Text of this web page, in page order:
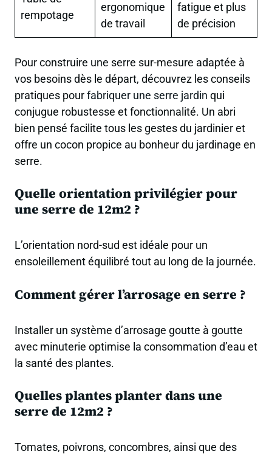
rempotage
ergonomique
de travail
fatigue et plus
de précision
Pour construire une serre sur-mesure adaptée à
vos besoins dès le départ, découvrez les conseils
pratiques pourfabriquer une serre jardin qui
conjugue robustesse et fonctionnalité. Un abri
bien pensé facilite tous les gestes du jardinier et
offre un cocon propice au bonheur du jardinage en
serre.
Quelle orientation privilégier pour
une serre de 12m2 ?
L’orientation nord-sud est idéale pour un
ensoleillement équilibré tout au long de la journée.
Comment gérer l’arrosage en serre ?
Installer un système d’arrosage goutte à goutte
avec minuterie optimise la consommation d’eau et
la santé des plantes.
Quelles plantes planter dans une
serre de 12m2 ?
Tomates, poivrons, concombres, ainsi que des